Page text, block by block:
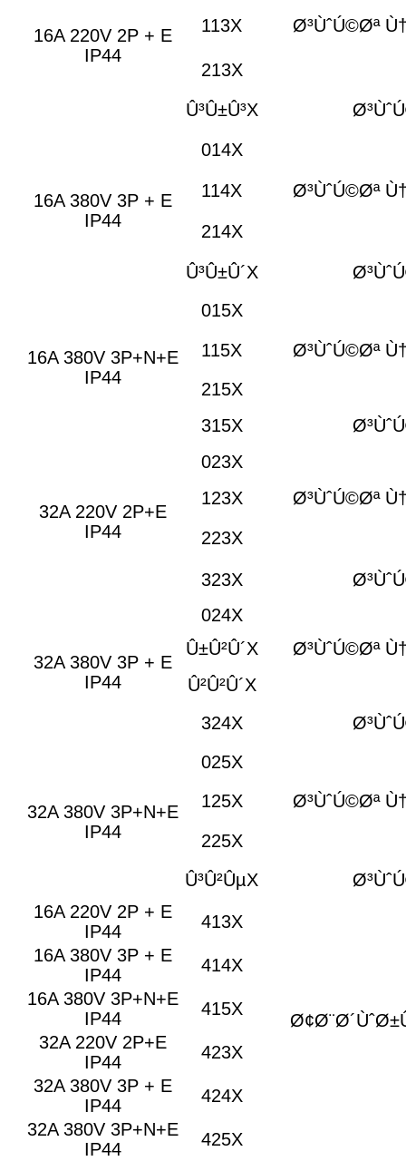
16A 220V 2P + E
IP44
Ø³ÙˆÚ©Øª
113X
213X
Û³Û±Û³X
014X
16A 380V 3P + E
IP44
Ø³ÙˆÚ©Øª
114X
214X
Û³Û±Û´X
015X
16A 380V 3P+N+E
IP44
Ø³ÙˆÚ©Øª
115X
215X
315X
023X
32A 220V 2P+E
IP44
Ø³ÙˆÚ©Øª
123X
223X
323X
024X
32A 380V 3P + E
IP44
Ø³ÙˆÚ©Øª
Û±Û²Û´X
Û²Û²Û´X
324X
025X
32A 380V 3P+N+E
IP44
Ø³ÙˆÚ©Øª
125X
225X
Û³Û²ÛµX
413X
16A 220V 2P + E
IP44
414X
16A 380V 3P + E
IP44
415X
16A 380V 3P+N+E
IP44
423X
32A 220V 2P+E
IP44
424X
32A 380V 3P + E
IP44
425X
32A 380V 3P+N+E
IP44